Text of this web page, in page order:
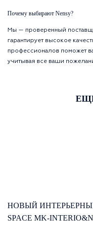
Почему выбирают Nensy?
Мы — проверенный
гарантирует высокое
профессионалов поможет
учитывая все ваши
НОВЫЙ
SPACE MK-